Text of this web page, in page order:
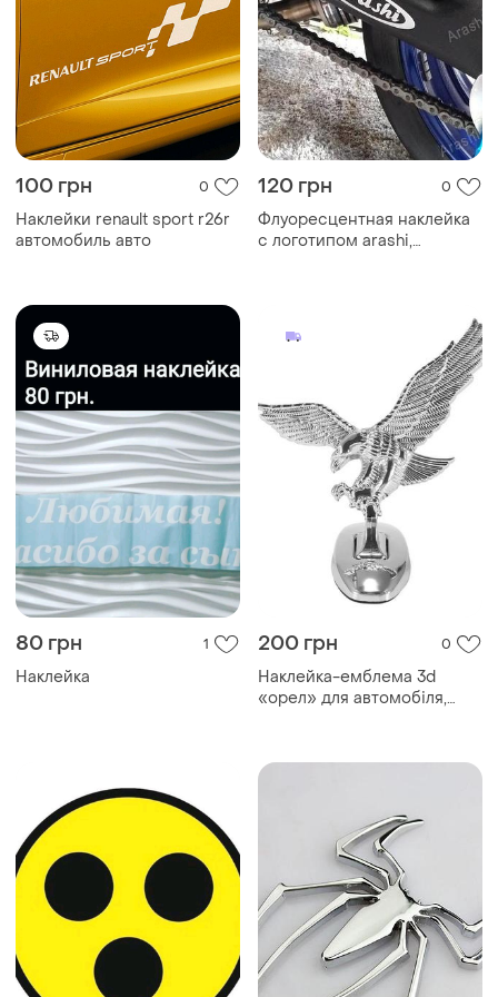
100 грн 0
Наклейки renault sport r26r
автомобиль авто
120 грн 0
Флуоресцентная наклейка
с логотипом arashi,
80 грн 1
Наклейка
200 грн 0
Наклейка-емблема 3d
«орел» для автомобіля,